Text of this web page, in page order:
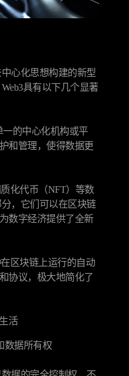
心化思想构建的新型
具有以下几个显著
一的中心化机构或平
和管理，使得数据更
化代币（NFT）等数
，它们可以在区块链
数字经济提供了全新
区块链上运行的自动
协议，极大地简化了
活
数据所有权